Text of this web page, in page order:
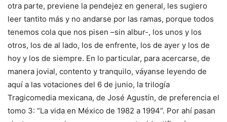
otra parte, previene la pendejez en general, les sugiero
leer tantito más y no andarse por las ramas, porque todos
tenemos cola que nos pisen –sin albur-, los unos y los
otros, los de al lado, los de enfrente, los de ayer y los de
hoy y los de siempre. En lo particular, para acercarse, de
manera jovial, contento y tranquilo, váyanse leyendo de
aquí a las votaciones del 6 de junio, la trilogía
Tragicomedia mexicana, de José Agustín, de preferencia el
tomo 3: “La vida en México de 1982 a 1994”. Por ahí pasan